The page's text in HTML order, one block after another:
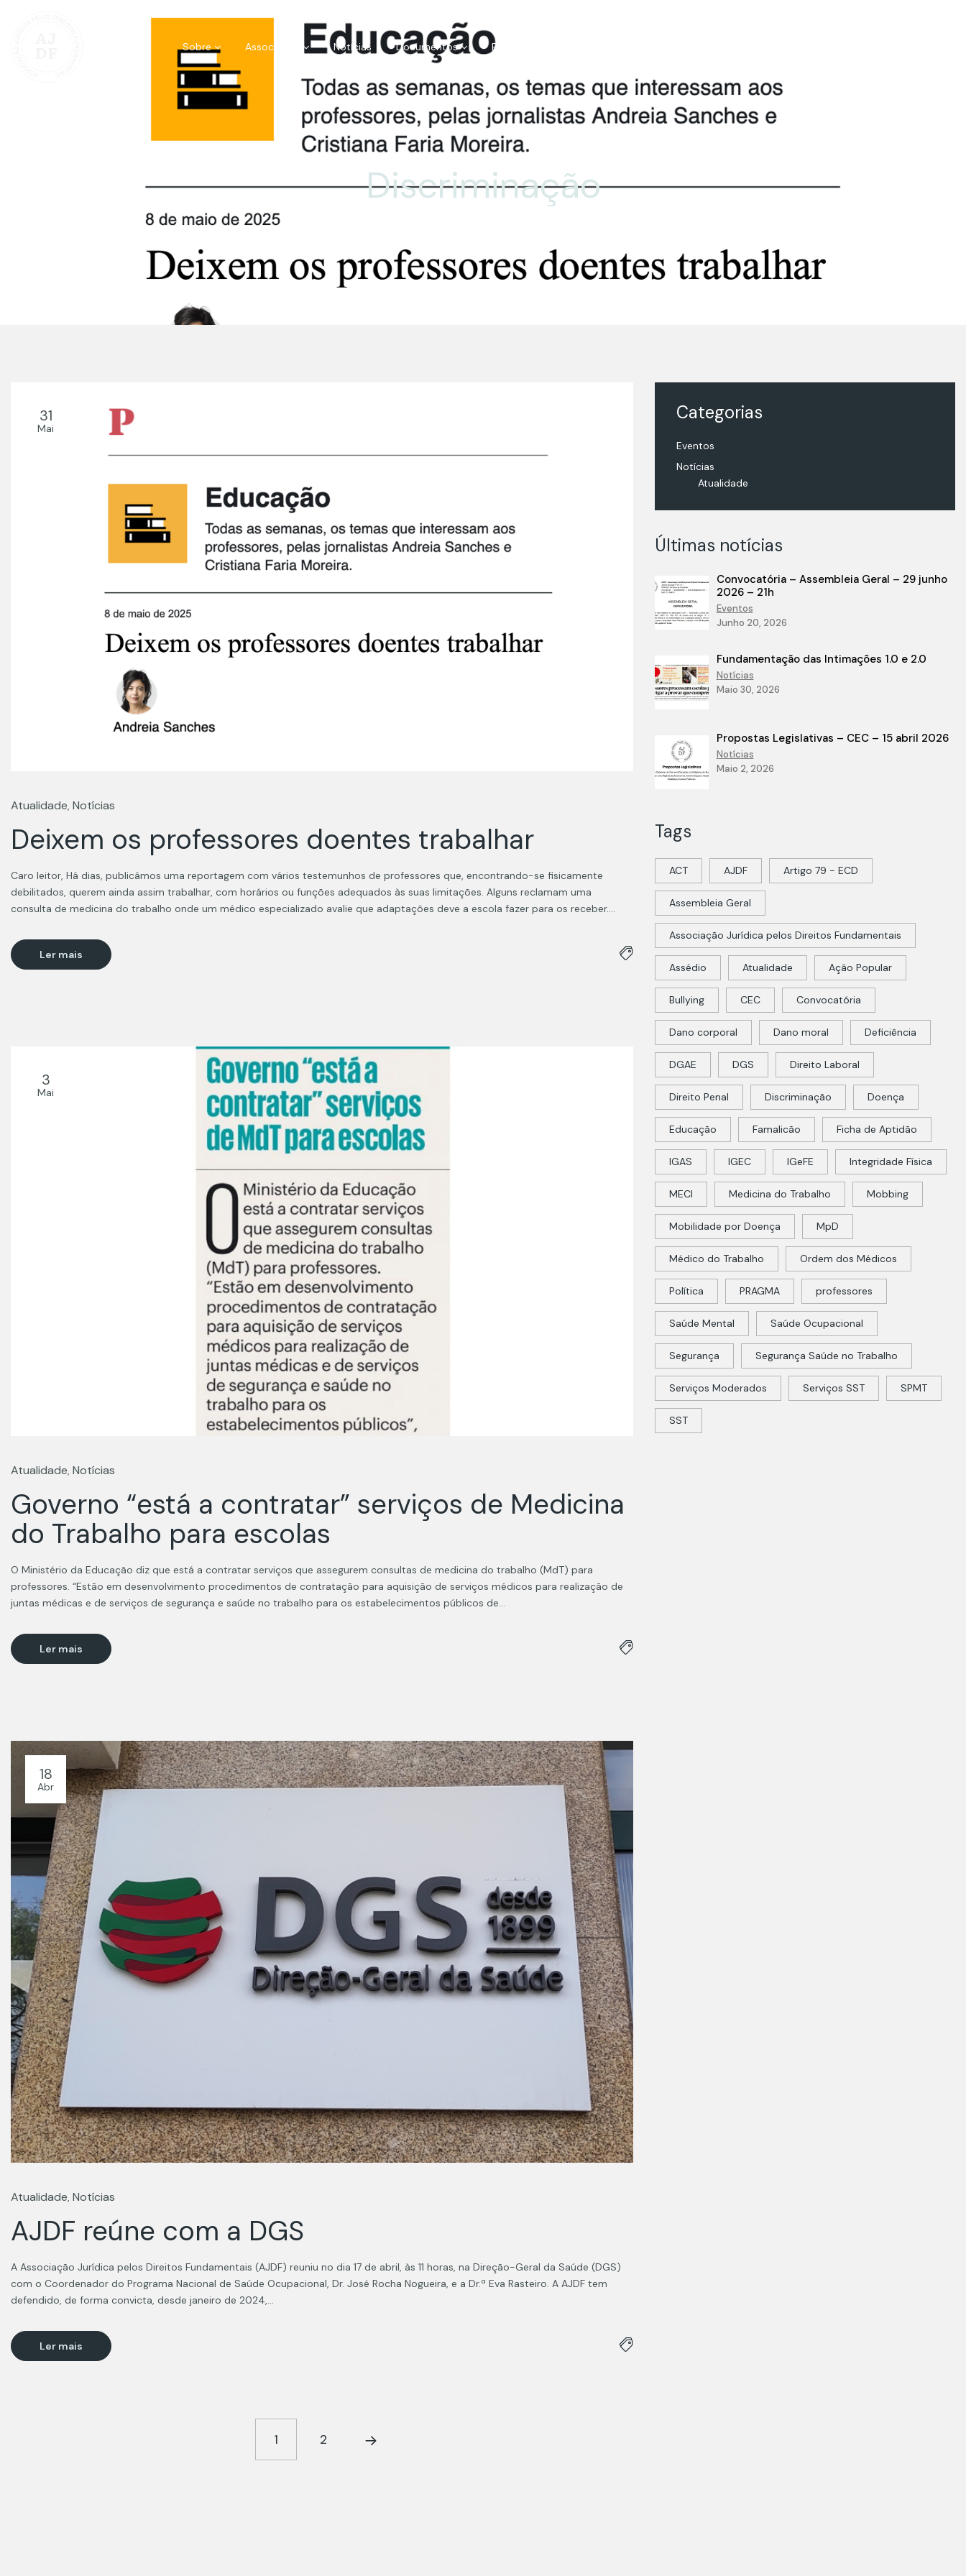
Sobre Associados Notícias Documentos Parcerias
Discriminação
31
Mai
Atualidade, Notícias
Deixem os professores doentes trabalhar
Caro leitor, Há dias, publicámos uma reportagem com vários testemunhos de professores que, encontrando-se fisicamente
debilitados, querem ainda assim trabalhar, com horários ou funções adequados às suas limitações. Alguns reclamam uma
consulta de medicina do trabalho onde um médico especializado avalie que adaptações deve a escola fazer para os receber.…
Ler mais
3
Mai
Atualidade Notícias
Governo “está a contratar” serviços de Medicina
do Trabalho para escolas
O Ministério da Educação diz que está a contratar serviços que assegurem consultas de medicina do trabalho (MdT) para
professores. “Estão em desenvolvimento procedimentos de contratação para aquisição de serviços médicos para realização de
juntas médicas e de serviços de segurança e saúde no trabalho para os estabelecimentos públicos de…
Ler mais
18
Abr
Atualidade, Notícias
AJDF reúne com a DGS
A Associação Jurídica pelos Direitos Fundamentais (AJDF) reuniu no dia 17 de abril, às 11 horas, na Direção-Geral da Saúde (DGS)
com o Coordenador do Programa Nacional de Saúde Ocupacional, Dr. José Rocha Nogueira, e a Dr.ª Eva Rasteiro. A AJDF tem
defendido, de forma convicta, desde janeiro de 2024,…
Ler mais
1 2
Categorias
Eventos
Notícias
Atualidade
Últimas notícias
Convocatória – Assembleia Geral – 29 junho
2026 – 21h
Eventos
Junho 20, 2026
Fundamentação das Intimações 1.0 e 2.0
Notícias
Maio 30, 2026
Propostas Legislativas – CEC – 15 abril 2026
Notícias
Maio 2, 2026
Tags
ACT AJDF Artigo 79 - ECD
Assembleia Geral
Associação Jurídica pelos Direitos Fundamentais
Assédio Atualidade Ação Popular
Bullying CEC Convocatória
Dano corporal Dano moral Deficiência
DGAE DGS Direito Laboral
Direito Penal Discriminação Doença
Educação Famalicão Ficha de Aptidão
IGAS IGEC IGeFE Integridade Física
MECI Medicina do Trabalho Mobbing
Mobilidade por Doença MpD
Médico do Trabalho Ordem dos Médicos
Política PRAGMA professores
Saúde Mental Saúde Ocupacional
Segurança Segurança Saúde no Trabalho
Serviços Moderados Serviços SST SPMT
SST